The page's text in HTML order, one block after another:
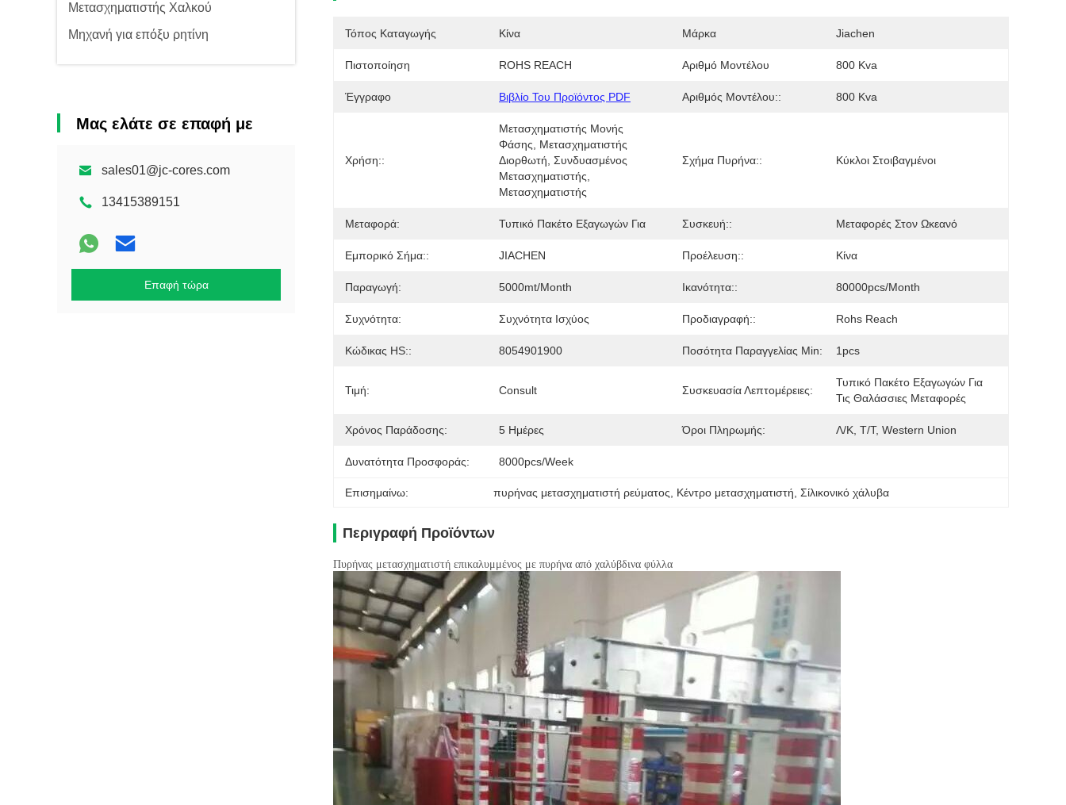
Μετασχηματιστής Χαλκού
Μηχανή για επόξυ ρητίνη
Μας ελάτε σε επαφή με
sales01@jc-cores.com
13415389151
Επαφή τώρα
Τόπος Καταγωγής Κίνα Μάρκα Jiachen
Πιστοποίηση ROHS REACH Αριθμό Μοντέλου 800 Kva
Έγγραφο Βιβλίο Του Προϊόντος PDF Αριθμός Μοντέλου:: 800 Kva
Χρήση::
Μετασχηματιστής Μονής
Φάσης, Μετασχηματιστής
Διορθωτή, Συνδυασμένος
Μετασχηματιστής,
Μετασχηματιστής
Σχήμα Πυρήνα:: Κύκλοι Στοιβαγμένοι
Μεταφορά: Τυπικό Πακέτο Εξαγωγών Για Συσκευή:: Μεταφορές Στον Ωκεανό
Εμπορικό Σήμα:: JIACHEN Προέλευση:: Κίνα
Παραγωγή: 5000mt/month Ικανότητα:: 80000pcs/month
Συχνότητα: Συχνότητα Ισχύος Προδιαγραφή:: Rohs Reach
Κώδικας HS:: 8054901900 Ποσότητα Παραγγελίας Min: 1pcs
Τιμή: Consult Συσκευασία Λεπτομέρειες:
Τυπικό Πακέτο Εξαγωγών Για
Τις Θαλάσσιες Μεταφορές
Χρόνος Παράδοσης: 5 Ημέρες Όροι Πληρωμής: Λ/Κ, Τ/Τ, Western Union
Δυνατότητα Προσφοράς: 8000pcs/week
Επισημαίνω: πυρήνας μετασχηματιστή ρεύματος Κέντρο μετασχηματιστή , Σίλικονικό χάλυβα
Περιγραφή Προϊόντων
Πυρήνας μετασχηματιστή επικαλυμμένος με πυρήνα από χαλύβδινα φύλλα